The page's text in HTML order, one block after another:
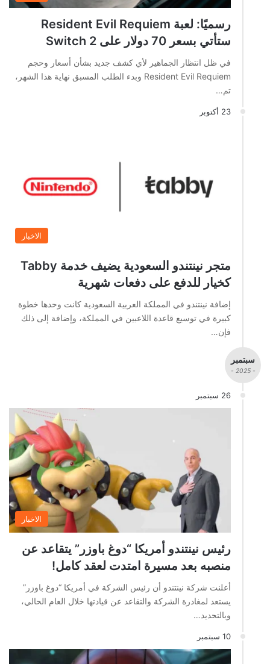
رسميًا: لعبة Resident Evil Requiem
ستأتي بسعر 70 دولار على Switch 2
في ظل انتظار الجماهير لأي كشف جديد بشأن أسعار وحجم
Resident Evil Requiem وبدء الطلب المسبق نهاية هذا الشهر،
تم…
23 أكتوبر
الاخبار
متجر نينتندو السعودية يضيف خدمة Tabby
كخيار للدفع على دفعات شهرية
إضافة نينتندو في المملكة العربية السعودية كانت وحدها خطوة
كبيرة في توسيع قاعدة اللاعبين في المملكة، وإضافة إلى ذلك
فإن…
سبتمبر
- 2025 -
26 سبتمبر
الاخبار
رئيس نينتندو أمريكا “دوغ باوزر” يتقاعد عن
منصبه بعد مسيرة امتدت لعقد كامل!
أعلنت شركة نينتندو أن رئيس الشركة في أمريكا “دوغ باوزر”
يستعد لمغادرة الشركة والتقاعد عن قيادتها خلال العام الحالي،
وبالتحديد…
10 سبتمبر